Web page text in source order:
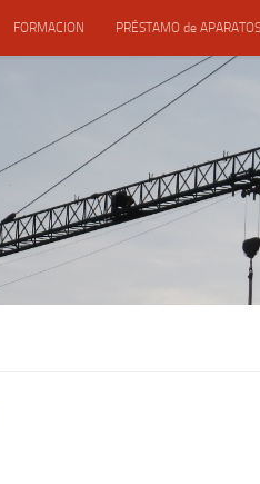
FORMACION PRÉSTAMO de APARATOS